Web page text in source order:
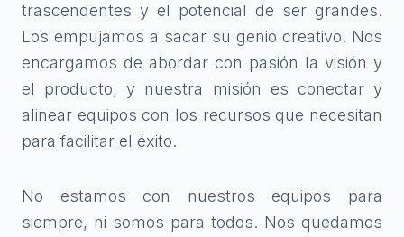
trascendentes y el potencial de ser grandes.
Los empujamos a sacar su genio creativo. Nos
encargamos de abordar con pasión la visión y
el producto, y nuestra misión es conectar y
alinear equipos con los recursos que necesitan
para facilitar el éxito.
No estamos con nuestros equipos para
siempre, ni somos para todos. Nos quedamos